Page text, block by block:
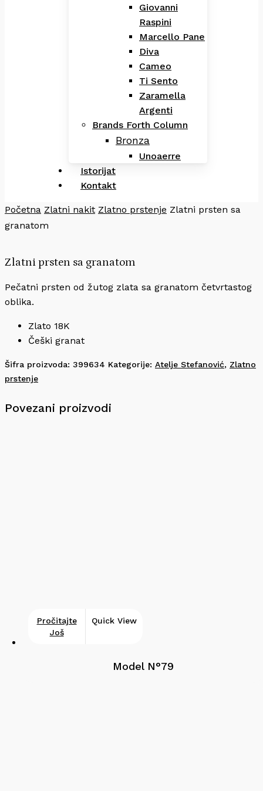
Giovanni
Raspini
Marcello Pane
Diva
Cameo
Ti Sento
Zaramella
Argenti
Brands Forth Column
Bronza
Unoaerre
Istorijat
Kontakt
Početna Zlatni nakit Zlatno prstenje Zlatni prsten sa
granatom
Zlatni prsten sa granatom
Pečatni prsten od žutog zlata sa granatom četvrtastog
oblika.
Zlato 18K
Češki granat
Šifra proizvoda: 399634 Kategorije: Atelje Stefanović, Zlatno
prstenje
Povezani proizvodi
Pročitajte
Još
Quick View
Model N°79